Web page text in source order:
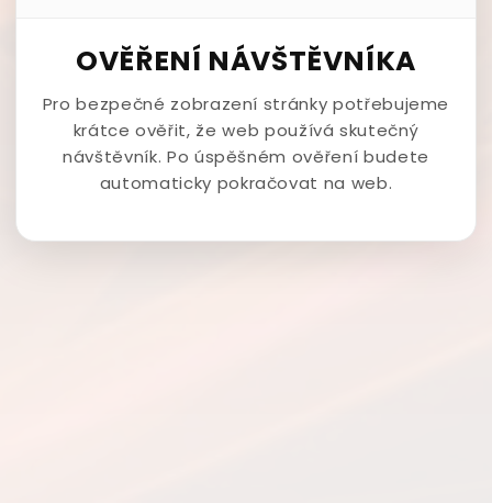
OVĚŘENÍ NÁVŠTĚVNÍKA
Pro bezpečné zobrazení stránky potřebujeme
krátce ověřit, že web používá skutečný
návštěvník. Po úspěšném ověření budete
automaticky pokračovat na web.